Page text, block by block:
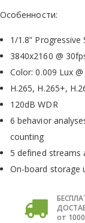
Особенности:
1/1.8” Progressive
3840х2160 @
Color: 0.009 Lux
H.265, H.265+,
120dB WDR
6 behavior
counting
5 defined streams
On-board storage
от